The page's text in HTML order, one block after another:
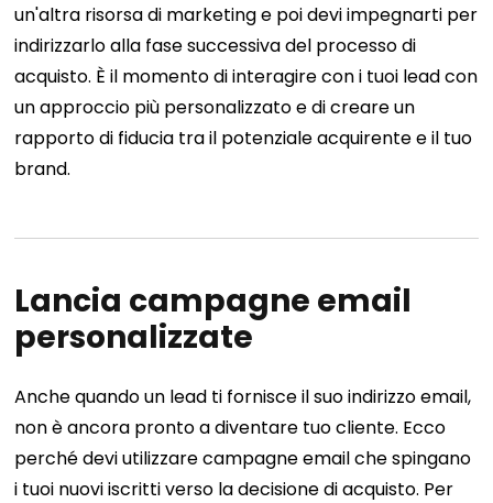
un'altra risorsa di marketing e poi devi impegnarti per
indirizzarlo alla fase successiva del processo di
acquisto. È il momento di interagire con i tuoi lead con
un approccio più personalizzato e di creare un
rapporto di fiducia tra il potenziale acquirente e il tuo
brand.
Lancia campagne email
personalizzate
Anche quando un lead ti fornisce il suo indirizzo email,
non è ancora pronto a diventare tuo cliente. Ecco
perché devi utilizzare campagne email che spingano
i tuoi nuovi iscritti verso la decisione di acquisto. Per